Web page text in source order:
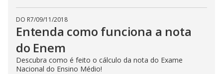
DO R7/09/11/2018
Entenda como funciona a nota
do Enem
Descubra como é feito o cálculo da nota do Exame
Nacional do Ensino Médio!